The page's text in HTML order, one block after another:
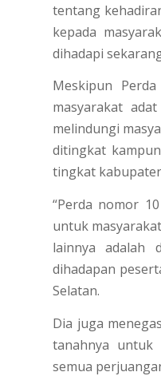
tentang
kepada
dihadapi
Meskipun
masyarakat
melindungi
ditingkat
tingkat
“Perda nomor
untuk
lainnya adalah
dihadapan
Selatan.
Dia juga
tanahnya untuk
semua